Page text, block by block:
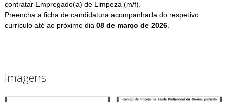
contratar Empregado(a) de Limpeza (m/f).
Preencha a ficha de candidatura acompanhada do respetivo
currículo até ao próximo dia 08 de março de 2026.
Imagens